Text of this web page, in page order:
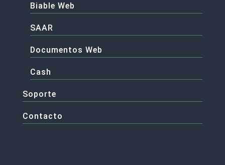
Biable Web
SAAR
Documentos Web
Cash
Soporte
Contacto